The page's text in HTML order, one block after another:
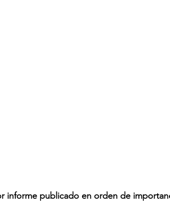
informe publicado en orden de